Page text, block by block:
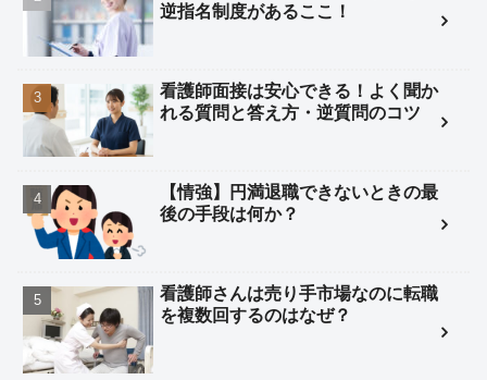
逆指名制度があるここ！
看護師面接は安心できる！よく聞か
れる質問と答え方・逆質問のコツ
【情強】円満退職できないときの最
後の手段は何か？
看護師さんは売り手市場なのに転職
を複数回するのはなぜ？